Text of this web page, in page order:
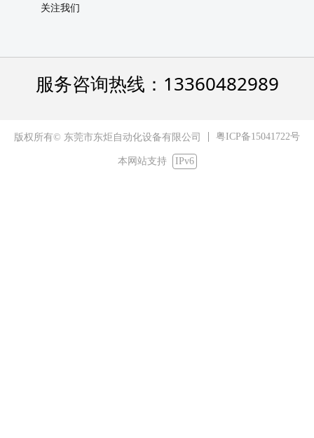
关注我们
服务咨询热线：13360482989
版权所有© 东莞市东炬自动化设备有限公司 粤ICP备15041722号
本网站支持 IPv6